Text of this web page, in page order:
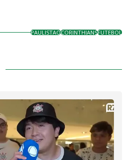
PAULISTAOCORINTHIANSFUTEBOL